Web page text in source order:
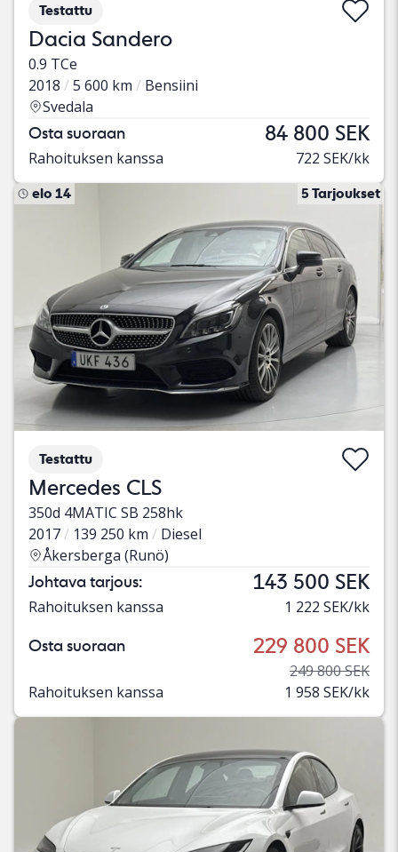
Testattu
Dacia Sandero
0.9 TCe
2018
5 600 km
Bensiini
Svedala
Osta suoraan 84 800 SEK
Rahoituksen kanssa 722 SEK/kk
elo 14 5 Tarjoukset
Testattu
Mercedes CLS
350d 4MATIC SB 258hk
2017
139 250 km
Diesel
Åkersberga (Runö)
Johtava tarjous: 143 500 SEK
Rahoituksen kanssa 1 222 SEK/kk
Osta suoraan 229 800 SEK
249 800 SEK
Rahoituksen kanssa
1 958 SEK/kk